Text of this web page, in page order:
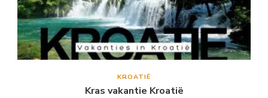
KROATIË
Kras vakantie Kroatië